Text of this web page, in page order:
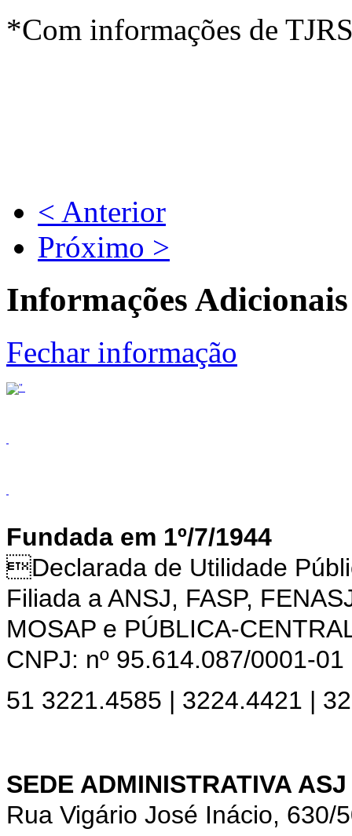
*Com informações de
< Anterior
Próximo >
Informações Adicionais
Fechar informação
Fundada em 1º/7/1944
Declarada de Utilidade
Filiada a ANSJ, FASP,
MOSAP e PÚBLICA-
CNPJ: nº 95.614.087/0001-01
51 3221.4585 | 3224.4421 |
SEDE ADMINISTRATIVA ASJ
Rua Vigário José Inácio, 630/